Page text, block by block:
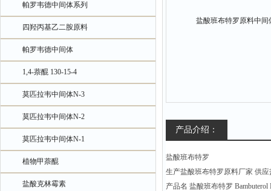
帕罗韦德中间体系列
四羟丙基乙二胺原料
帕罗韦德中间体
1,4-萘醌 130-15-4
莫匹拉韦中间体N-3
莫匹拉韦中间体N-2
莫匹拉韦中间体N-1
植物甲萘醌
盐酸克林霉素
产品介绍：
盐酸班布特罗
生产盐酸班布特罗原料厂家 供
产品名 盐酸班布特罗 Bambuterol